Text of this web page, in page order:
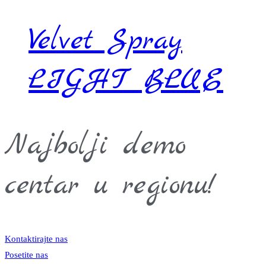
Velvet Spray
LIGHT BLUE
Najbolji demo
centar u regionu!
Kontaktirajte nas
Posetite nas